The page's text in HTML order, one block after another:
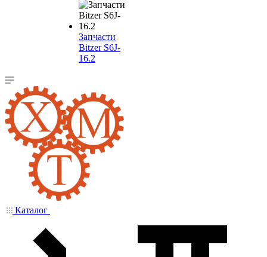
Запчасти
Bitzer S6J-
16.2
Каталог